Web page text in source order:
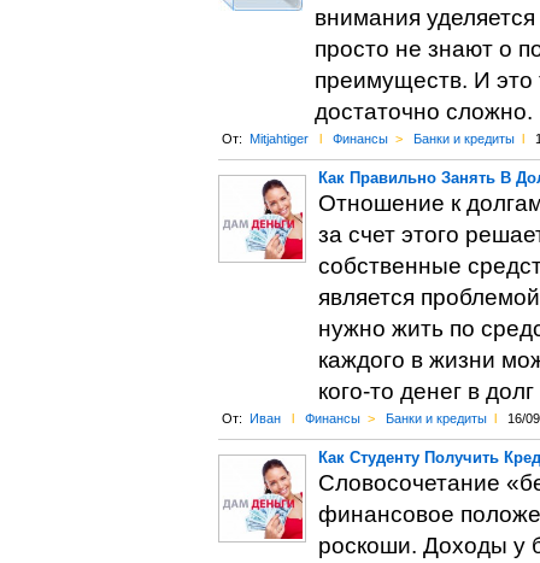
внимания
просто не знают о
преимуществ. И это
достаточно сложно.
От: Mitjahtiger l Финансы > Банки и кредиты l
Как Правильно Занять В
Отношение к
за счет этого
собственные
является
нужно жить по
каждого в жизни
кого-то денег в
От: Иван l Финансы > Банки и кредиты l 16/
Как Студенту Получить
Словосочетание
финансовое
роскоши. Доходы у